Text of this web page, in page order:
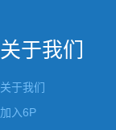
关于我们
关于我们
加入6P